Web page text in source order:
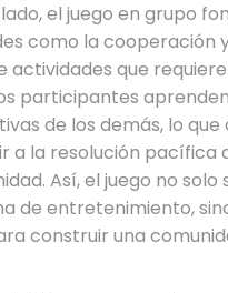
el juego en grupo
como la cooperación
actividades que
participantes
de los demás, lo que
a la resolución pacífica
Así, el juego no
de entretenimiento,
construir una